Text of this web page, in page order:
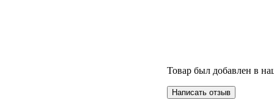
Товар был добавлен в